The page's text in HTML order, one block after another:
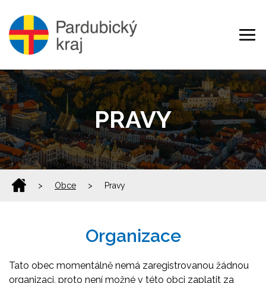
PRAVY
> Obce > Pravy
Organizace
Tato obec momentálně nemá zaregistrovanou žádnou
organizaci, proto není možné v této obci zaplatit za